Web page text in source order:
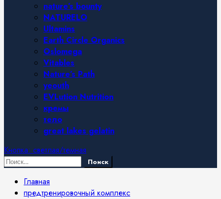
nature’s bounty
NATURELO
Ultamins
Earth Circle Organics
Oslomega
Vitables
Nature’s Path
yeouth
EVLution Nutrition
кремы
тело
great lakes gelatin
Кнопка: светлая/темная
Найти:
Главная
предтренировочный комплекс